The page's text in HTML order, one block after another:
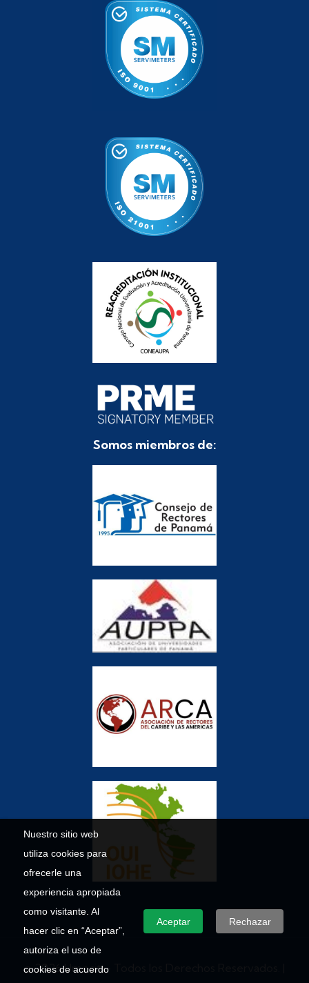
Nuestro sitio web
utiliza cookies para
ofrecerle una
experiencia apropiada
como visitante. Al
hacer clic en “Aceptar”,
autoriza el uso de
cookies de acuerdo
Aceptar Rechazar
Somos miembros de:
© 2026 Umecit – Todos los Derechos Reservados. |